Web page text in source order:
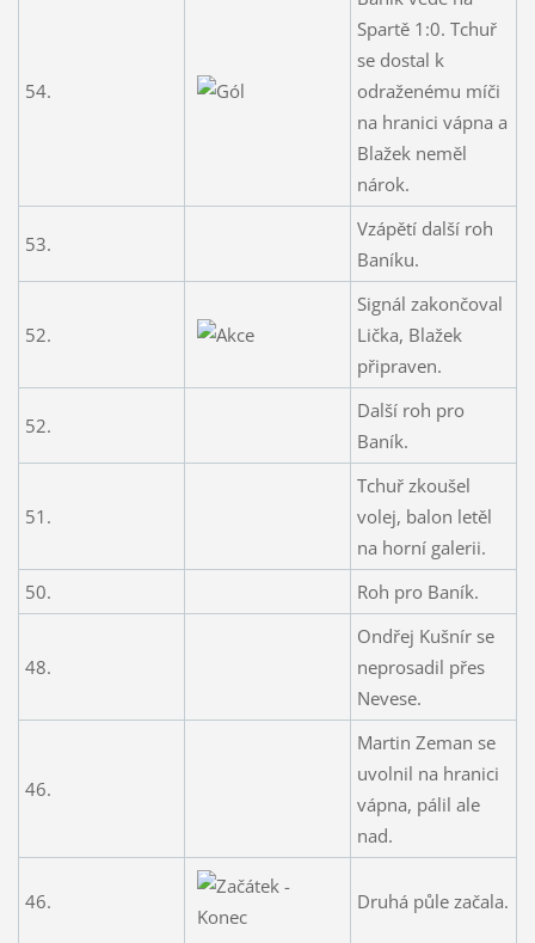
54.
Spartě 1:0. Tchuř
se dostal k
odraženému míči
na hranici vápna a
Blažek neměl
nárok.
53.
Vzápětí další roh
Baníku.
52.
Signál zakončoval
Lička, Blažek
připraven.
52.
Další roh pro
Baník.
51.
Tchuř zkoušel
volej, balon letěl
na horní galerii.
50.
Roh pro Baník.
48.
Ondřej Kušnír se
neprosadil přes
Nevese.
46.
Martin Zeman se
uvolnil na hranici
vápna, pálil ale
nad.
46. Druhá půle začala.